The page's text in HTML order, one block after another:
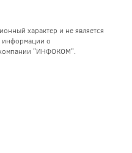
характер и не является
информации о
компании "ИНФОКОМ".